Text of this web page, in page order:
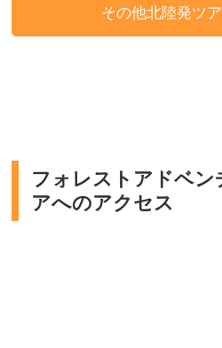
その他北陸発ツ
フォレストアドベン
アへのアクセス